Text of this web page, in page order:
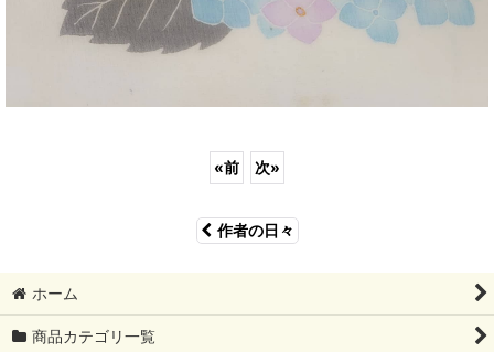
«前 次»
作者の日々
ホーム
商品カテゴリ一覧